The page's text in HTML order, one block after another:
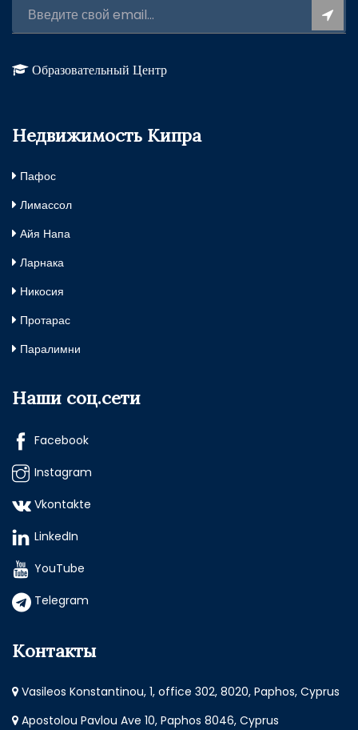
Образовательный Центр
Недвижимость Кипра
Пафос
Лимассол
Айя Напа
Ларнака
Никосия
Протарас
Паралимни
Наши соц.сети
Facebook
Instagram
Vkontakte
LinkedIn
YouTube
Telegram
Контакты
Vasileos Konstantinou, 1, office 302, 8020, Paphos, Cyprus
Apostolou Pavlou Ave 10, Paphos 8046, Cyprus